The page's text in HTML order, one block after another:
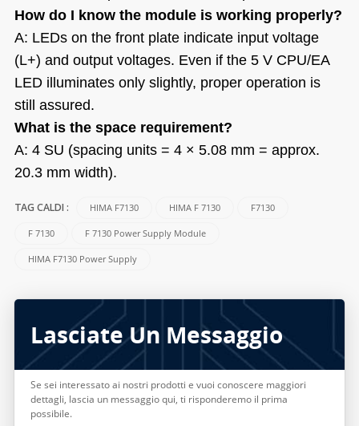
How do I know the module is working properly?
A: LEDs on the front plate indicate input voltage
(L+) and output voltages. Even if the 5 V CPU/EA
LED illuminates only slightly, proper operation is
still assured.
What is the space requirement?
A: 4 SU (spacing units = 4 × 5.08 mm = approx.
20.3 mm width).
TAG CALDI : HIMA F7130 HIMA F 7130 F7130
F 7130 F 7130 Power Supply Module
HIMA F7130 Power Supply
Lasciate Un Messaggio
Se sei interessato ai nostri prodotti e vuoi conoscere maggiori
dettagli, lascia un messaggio qui, ti risponderemo il prima
possibile.